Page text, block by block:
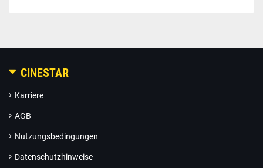
CINESTAR
Karriere
AGB
Nutzungsbedingungen
Datenschutzhinweise